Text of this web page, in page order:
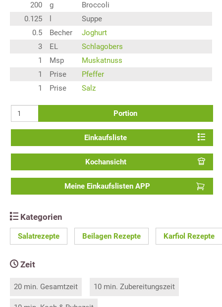
200
g
Broccoli
0.125
Suppe
0.5
Becher
Joghurt
3
EL
Schlagobers
1
Msp
Muskatnuss
1
Prise
Pfeffer
1
Prise Salz
Portion
Einkaufsliste
Kochansicht
Meine Einkaufslisten APP
Kategorien
Salatrezepte Beilagen Rezepte Karfiol Rezepte
Zeit
20 min. Gesamtzeit 10 min. Zubereitungszeit